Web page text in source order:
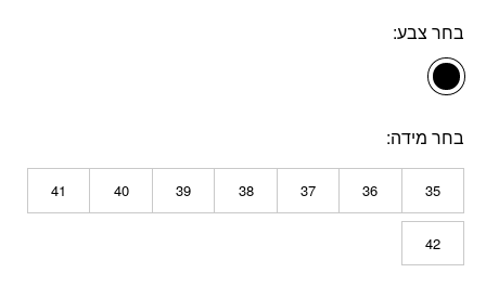
בחר צבע
בחר מידה
35
36
37
38
39
40
41
42